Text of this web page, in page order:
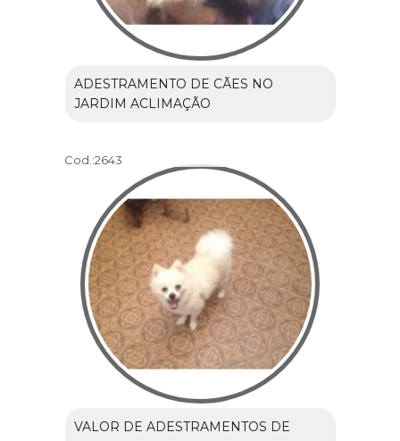
ADESTRAMENTO DE CÃES NO
JARDIM ACLIMAÇÃO
Cod.:2643
VALOR DE ADESTRAMENTOS DE